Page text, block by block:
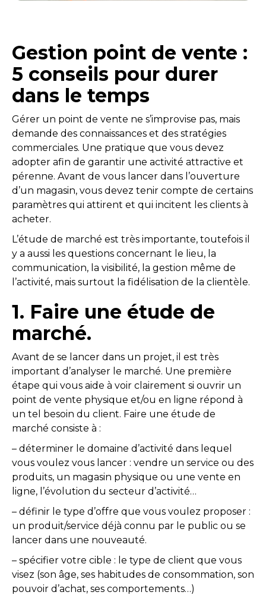
Gestion point de vente :
5 conseils pour durer
dans le temps
Gérer un point de vente ne s’improvise pas, mais
demande des connaissances et des stratégies
commerciales. Une pratique que vous devez
adopter afin de garantir une activité attractive et
pérenne. Avant de vous lancer dans l’ouverture
d’un magasin, vous devez tenir compte de certains
paramètres qui attirent et qui incitent les clients à
acheter.
L’étude de marché est très importante, toutefois il
y a aussi les questions concernant le lieu, la
communication, la visibilité, la gestion même de
l’activité, mais surtout la fidélisation de la clientèle.
1. Faire une étude de
marché.
Avant de se lancer dans un projet, il est très
important d’analyser le marché. Une première
étape qui vous aide à voir clairement si ouvrir un
point de vente physique et/ou en ligne répond à
un tel besoin du client. Faire une étude de
marché consiste à :
– déterminer le domaine d’activité dans lequel
vous voulez vous lancer : vendre un service ou des
produits, un magasin physique ou une vente en
ligne, l’évolution du secteur d’activité…
– définir le type d’offre que vous voulez proposer :
un produit/service déjà connu par le public ou se
lancer dans une nouveauté.
– spécifier votre cible : le type de client que vous
visez (son âge, ses habitudes de consommation, son
pouvoir d’achat, ses comportements…)